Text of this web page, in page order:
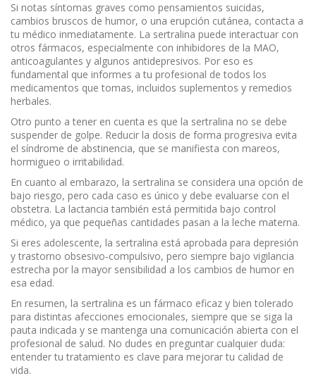
Si notas síntomas graves como pensamientos suicidas,
cambios bruscos de humor, o una erupción cutánea, contacta a
tu médico inmediatamente. La sertralina puede interactuar con
otros fármacos, especialmente con inhibidores de la MAO,
anticoagulantes y algunos antidepresivos. Por eso es
fundamental que informes a tu profesional de todos los
medicamentos que tomas, incluidos suplementos y remedios
herbales.
Otro punto a tener en cuenta es que la sertralina no se debe
suspender de golpe. Reducir la dosis de forma progresiva evita
el síndrome de abstinencia, que se manifiesta con mareos,
hormigueo o irritabilidad.
En cuanto al embarazo, la sertralina se considera una opción de
bajo riesgo, pero cada caso es único y debe evaluarse con el
obstetra. La lactancia también está permitida bajo control
médico, ya que pequeñas cantidades pasan a la leche materna.
Si eres adolescente, la sertralina está aprobada para depresión
y trastorno obsesivo‑compulsivo, pero siempre bajo vigilancia
estrecha por la mayor sensibilidad a los cambios de humor en
esa edad.
En resumen, la sertralina es un fármaco eficaz y bien tolerado
para distintas afecciones emocionales, siempre que se siga la
pauta indicada y se mantenga una comunicación abierta con el
profesional de salud. No dudes en preguntar cualquier duda:
entender tu tratamiento es clave para mejorar tu calidad de
vida.